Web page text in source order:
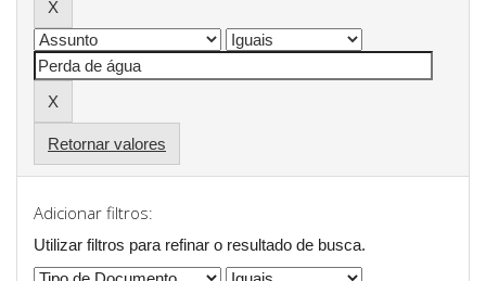
Retornar valores
Adicionar filtros:
Utilizar filtros para refinar o resultado de busca.